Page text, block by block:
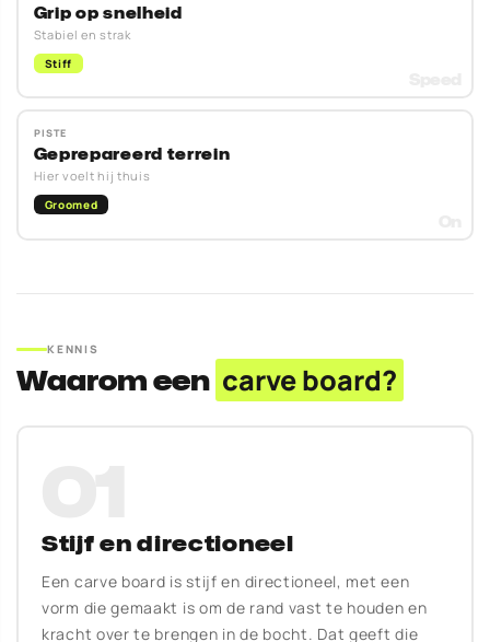
Grip op snelheid
Stabiel en strak
Stiff
PISTE
Geprepareerd terrein
Hier voelt hij thuis
Groomed
KENNIS
Waarom een carve board?
Stijf en directioneel
Een carve board is stijf en directioneel, met een
vorm die gemaakt is om de rand vast te houden en
kracht over te brengen in de bocht. Dat geeft die